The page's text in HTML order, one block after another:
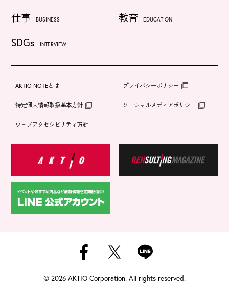
仕事 BUSINESS 教育 EDUCATION
SDGs INTERVIEW
AKTIO NOTEとは プライバシーポリシー
特定個人情報取扱基本方針 ソーシャルメディアポリシー
ウェブアクセシビリティ方針
© 2026 AKTIO Corporation. All rights reserved.